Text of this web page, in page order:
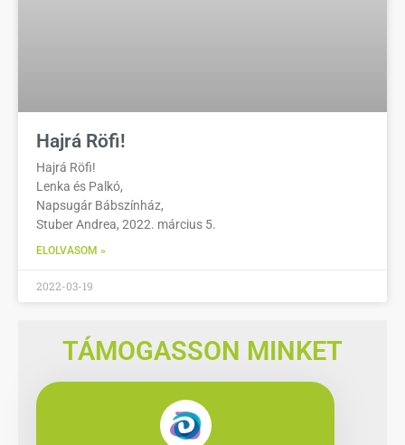
Hajrá Röfi!
Hajrá Röfi!
Lenka és Palkó,
Napsugár Bábszínház,
Stuber Andrea, 2022. március 5.
ELOLVASOM »
2022-03-19
TÁMOGASSON MINKET